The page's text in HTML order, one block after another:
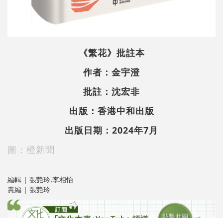
《繁花》批註本
作者：金宇澄
批註：沈宏非
出版：香港中和出版
出版日期：2024年7月
圖：橙新聞
編輯 | 張艷玲,李相怡
責編 | 張艷玲